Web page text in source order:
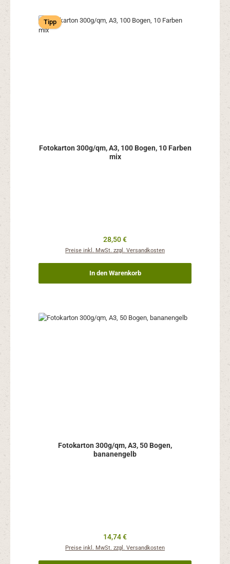
Tipp
Fotokarton 300g/qm, A3, 100 Bogen, 10 Farben
mix
Regulärer Preis:
28,50 €
Preise inkl. MwSt. zzgl. Versandkosten
In den Warenkorb
Fotokarton 300g/qm, A3, 50 Bogen,
bananengelb
Regulärer Preis:
14,74 €
Preise inkl. MwSt. zzgl. Versandkosten